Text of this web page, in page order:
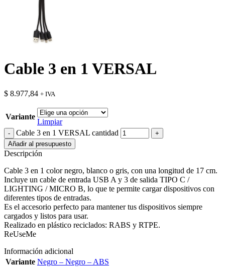
Cable 3 en 1 VERSAL
$ 8.977,84 + IVA
Variante
Limpiar
Cable 3 en 1 VERSAL cantidad
Añadir al presupuesto
Descripción
Cable 3 en 1 color negro, blanco o gris, con una longitud de 17 cm.
Incluye un cable de entrada USB A y 3 de salida TIPO C /
LIGHTING / MICRO B, lo que te permite cargar dispositivos con
diferentes tipos de entradas.
Es el accesorio perfecto para mantener tus dispositivos siempre
cargados y listos para usar.
Realizado en plástico reciclados: RABS y RTPE.
ReUseMe
Información adicional
Variante Negro – Negro – ABS